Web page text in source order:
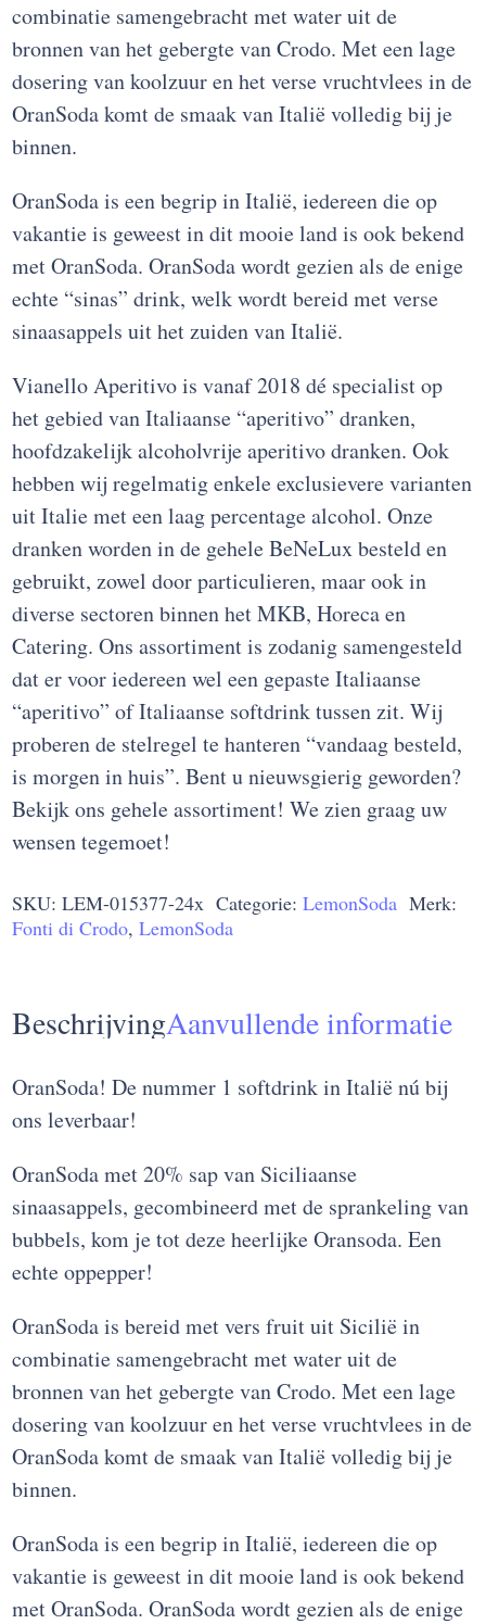
combinatie samengebracht met water uit de
bronnen van het gebergte van Crodo. Met een lage
dosering van koolzuur en het verse vruchtvlees in de
OranSoda komt de smaak van Italië volledig bij je
binnen.
OranSoda is een begrip in Italië, iedereen die op
vakantie is geweest in dit mooie land is ook bekend
met OranSoda. OranSoda wordt gezien als de enige
echte “sinas” drink, welk wordt bereid met verse
sinaasappels uit het zuiden van Italië.
Vianello Aperitivo is vanaf 2018 dé specialist op
het gebied van Italiaanse “aperitivo” dranken,
hoofdzakelijk alcoholvrije aperitivo dranken. Ook
hebben wij regelmatig enkele exclusievere varianten
uit Italie met een laag percentage alcohol. Onze
dranken worden in de gehele BeNeLux besteld en
gebruikt, zowel door particulieren, maar ook in
diverse sectoren binnen het MKB, Horeca en
Catering. Ons assortiment is zodanig samengesteld
dat er voor iedereen wel een gepaste Italiaanse
“aperitivo” of Italiaanse softdrink tussen zit. Wij
proberen de stelregel te hanteren “vandaag besteld,
is morgen in huis”. Bent u nieuwsgierig geworden?
Bekijk ons gehele assortiment! We zien graag uw
wensen tegemoet!
SKU:LEM-015377-24x Categorie:LemonSoda Merk:
Fonti di Crodo,LemonSoda
BeschrijvingAanvullende informatie
OranSoda! De nummer 1 softdrink in Italië nú bij
ons leverbaar!
OranSoda met 20% sap van Siciliaanse
sinaasappels, gecombineerd met de sprankeling van
bubbels, kom je tot deze heerlijke Oransoda. Een
echte oppepper!
OranSoda is bereid met vers fruit uit Sicilië in
combinatie samengebracht met water uit de
bronnen van het gebergte van Crodo. Met een lage
dosering van koolzuur en het verse vruchtvlees in de
OranSoda komt de smaak van Italië volledig bij je
binnen.
OranSoda is een begrip in Italië, iedereen die op
vakantie is geweest in dit mooie land is ook bekend
met OranSoda. OranSoda wordt gezien als de enige